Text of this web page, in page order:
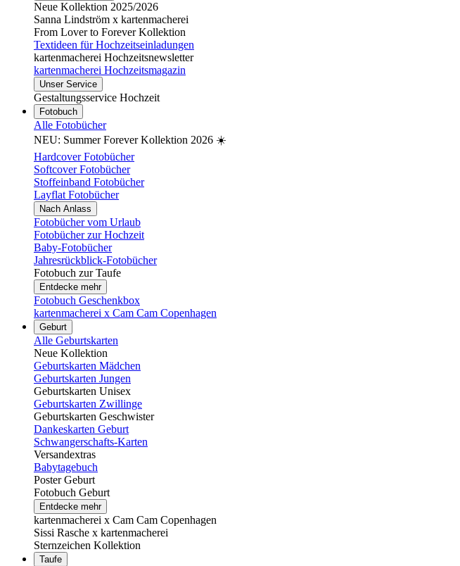
Neue Kollektion 2025/2026
Sanna Lindström x kartenmacherei
From Lover to Forever Kollektion
Textideen für Hochzeitseinladungen
kartenmacherei Hochzeitsnewsletter
kartenmacherei Hochzeitsmagazin
Unser Service
Gestaltungsservice Hochzeit
Fotobuch
Alle Fotobücher
NEU: Summer Forever Kollektion 2026 ☀️
Hardcover Fotobücher
Softcover Fotobücher
Stoffeinband Fotobücher
Layflat Fotobücher
Nach Anlass
Fotobücher vom Urlaub
Fotobücher zur Hochzeit
Baby-Fotobücher
Jahresrückblick-Fotobücher
Fotobuch zur Taufe
Entdecke mehr
Fotobuch Geschenkbox
kartenmacherei x Cam Cam Copenhagen
Geburt
Alle Geburtskarten
Neue Kollektion
Geburtskarten Mädchen
Geburtskarten Jungen
Geburtskarten Unisex
Geburtskarten Zwillinge
Geburtskarten Geschwister
Dankeskarten Geburt
Schwangerschafts-Karten
Versandextras
Babytagebuch
Poster Geburt
Fotobuch Geburt
Entdecke mehr
kartenmacherei x Cam Cam Copenhagen
Sissi Rasche x kartenmacherei
Sternzeichen Kollektion
Taufe